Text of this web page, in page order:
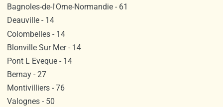
Bagnoles-de-l'Orne-Normandie - 61
Deauville - 14
Colombelles - 14
Blonville Sur Mer - 14
Pont L Eveque - 14
Bernay - 27
Montivilliers - 76
Valognes - 50